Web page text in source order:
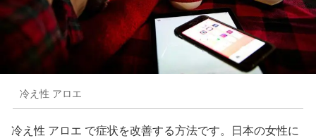
冷え性 アロエ
冷え性 アロエ で症状を改善する方法です。日本の女性に